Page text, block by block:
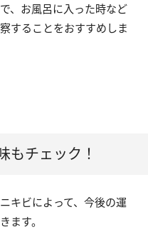
、お風呂に入った時など
することをおすすめしま
もチェック！
キビによって、今後の運
ます。